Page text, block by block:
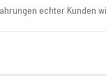
echter Kunden